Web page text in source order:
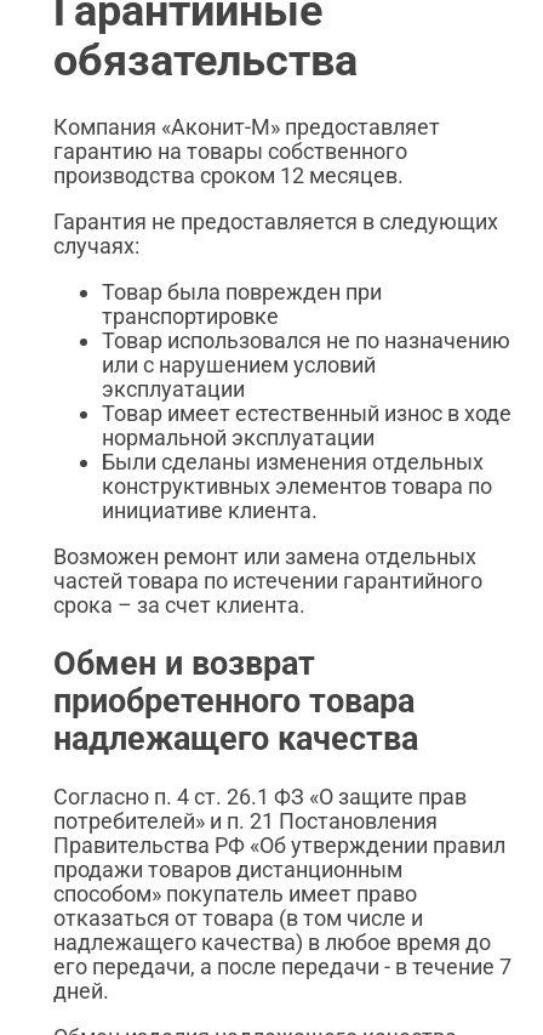
Гарантийные
обязательства
Компания «Аконит-М» предоставляет
гарантию на товары собственного
производства сроком 12 месяцев.
Гарантия не предоставляется в следующих
случаях:
Товар была поврежден при
транспортировке
Товар использовался не по назначению
или с нарушением условий
эксплуатации
Товар имеет естественный износ в ходе
нормальной эксплуатации
Были сделаны изменения отдельных
конструктивных элементов товара по
инициативе клиента.
Возможен ремонт или замена отдельных
частей товара по истечении гарантийного
срока – за счет клиента.
Обмен и возврат
приобретенного товара
надлежащего качества
Согласно п. 4 ст. 26.1 ФЗ «О защите прав
потребителей» и п. 21 Постановления
Правительства РФ «Об утверждении правил
продажи товаров дистанционным
способом» покупатель имеет право
отказаться от товара (в том числе и
надлежащего качества) в любое время до
его передачи, а после передачи - в течение 7
дней.